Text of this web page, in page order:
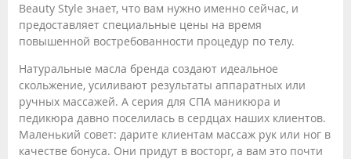
Beauty Style знает, что вам нужно именно сейчас, и
предоставляет специальные цены на время
повышенной востребованности процедур по телу.
Натуральные масла бренда создают идеальное
скольжение, усиливают результаты аппаратных или
ручных массажей. А серия для СПА маникюра и
педикюра давно поселилась в сердцах наших клиентов.
Маленький совет: дарите клиентам массаж рук или ног в
качестве бонуса. Они придут в восторг, а вам это почти